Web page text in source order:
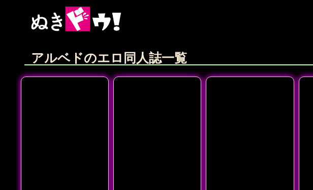
アルベドのエロ同人誌一覧